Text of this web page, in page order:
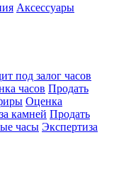
Аксессуары
под залог часов
часов Продать
Оценка
камней Продать
часы Экспертиза